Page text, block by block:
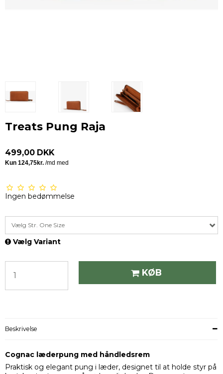
Treats Pung Raja
499,00 DKK
Ingen bedømmelse
Vælg Str. One Size
Vælg Variant
KØB
Beskrivelse
Cognac læderpung med håndledsrem
Praktisk og elegant pung i læder, designet til at holde styr på